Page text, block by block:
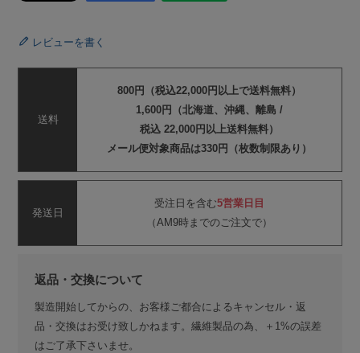
レビューを書く
送料
800円（税込22,000円以上で送料無料）
1,600円（北海道、沖縄、離島 /
税込 22,000円以上送料無料）
メール便対象商品は330円（枚数制限あり）
発送日
受注日を含む5営業日目
（AM9時までのご注文で）
返品・交換について
製造開始してからの、お客様ご都合によるキャンセル・返
品・交換はお受け致しかねます。繊維製品の為、＋1%の誤差
はご了承下さいませ。